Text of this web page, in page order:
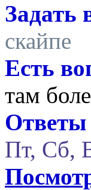
Задать
скайпе
Есть
там
Ответы
Пт, Сб,